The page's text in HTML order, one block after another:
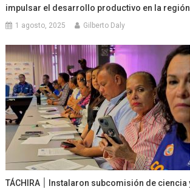
impulsar el desarrollo productivo en la región
1 agosto, 2025 Gilberto Daly
TÁCHIRA ׀ Instalaron subcomisión de ciencia y tecnología para